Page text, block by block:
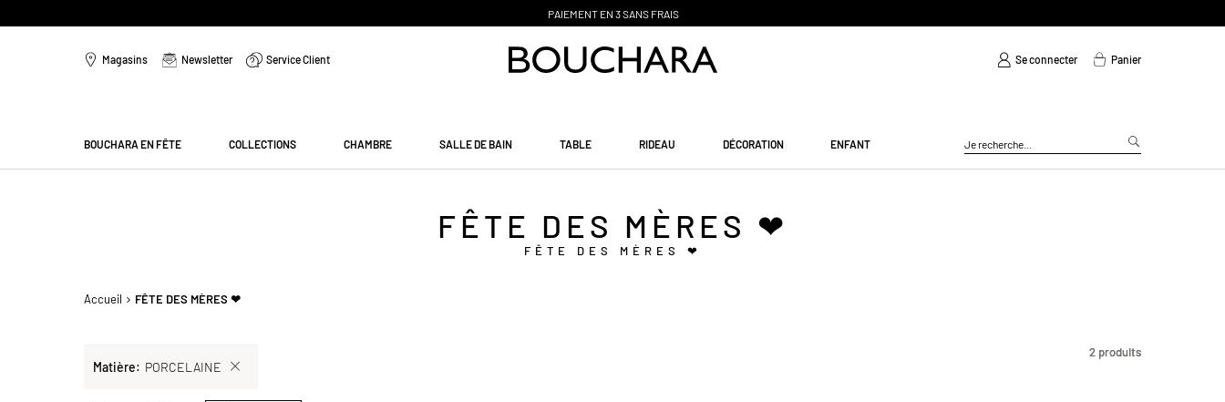
PAIEMENT EN 3 SANS FRAIS
Magasins Newsletter Service Client Se connecter Panier
BOUCHARA EN FÊTE COLLECTIONS CHAMBRE SALLE DE BAIN TABLE RIDEAU DÉCORATION ENFANT
FÊTE DES MÈRES ❤
FÊTE DES MÈRES ❤
Accueil FÊTE DES MÈRES ❤
actuelle
Matière PORCELAINE
2 produits
2 produits